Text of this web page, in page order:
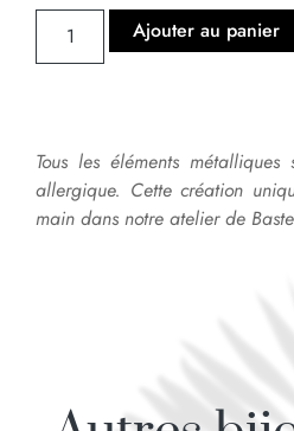
Ajouter au panier
Tous les éléments
allergique. Cette création
main dans notre atelier de